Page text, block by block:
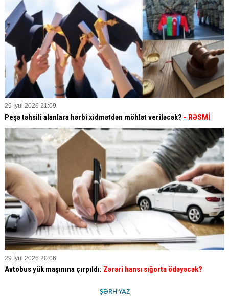
29 İyul 2026 21:09
Peşə təhsili alanlara hərbi xidmətdən möhlət veriləcək? - RƏSMİ
29 İyul 2026 20:06
Avtobus yük maşınına çırpıldı: Zərəri hansı sığorta ödəyəcək?
ŞƏRH YAZ